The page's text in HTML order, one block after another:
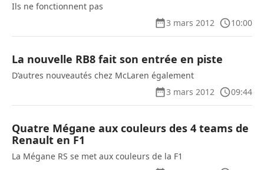
Ils ne fonctionnent pas
3 mars 2012
10:00
La nouvelle RB8 fait son entrée en piste
D’autres nouveautés chez McLaren également
3 mars 2012
09:44
Quatre Mégane aux couleurs des 4 teams de
Renault en F1
La Mégane RS se met aux couleurs de la F1